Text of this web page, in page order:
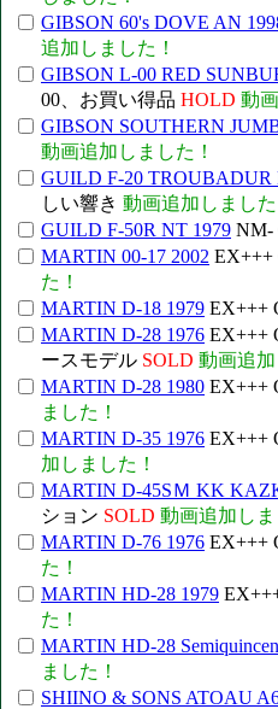
GIBSON 60's DOVE AN
追加しました！
GIBSON L-00 RED
00、お買い得品 HOLD 動
GIBSON SOUTHERN
動画追加しました！
GUILD F-20 TROUBADUR
しい響き 動画追加しました
GUILD F-50R NT 1979 NM-
MARTIN 00-17 2002 EX+++
た！
MARTIN D-18 1979 EX+++
MARTIN D-28 1976 EX+++
ースモデル SOLD 動画追加
MARTIN D-28 1980 EX+++
ました！
MARTIN D-35 1976 EX+++
加しました！
MARTIN D-45SＭ KK
ション SOLD 動画追加しま
MARTIN D-76 1976 EX+++
た！
MARTIN HD-28 1979
た！
MARTIN HD-28
ました！
SHIINO & SONS ATOAU